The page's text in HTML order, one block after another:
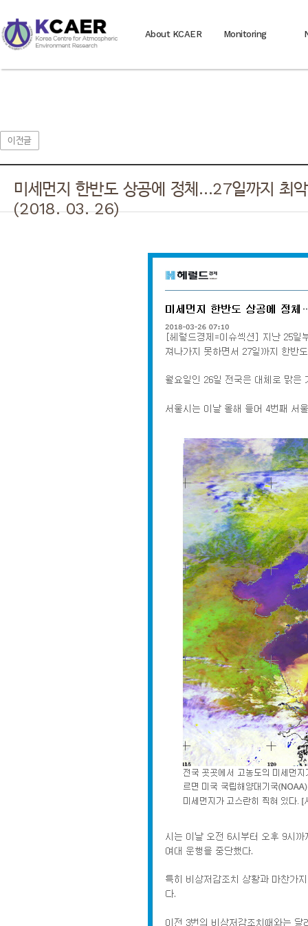
About KCAER Monitoring
이전글
미세먼지 한반도 상공에 정체…27일까지 최
(2018. 03. 26)